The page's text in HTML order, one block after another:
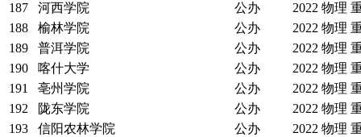
187
河西学院 公办 2022 物理
188
榆林学院 公办 2022 物理
189
普洱学院 公办 2022 物理
190
喀什大学 公办 2022 物理
191
亳州学院 公办 2022 物理
192
陇东学院 公办 2022 物理
193
信阳农林学院 公办 2022 物理